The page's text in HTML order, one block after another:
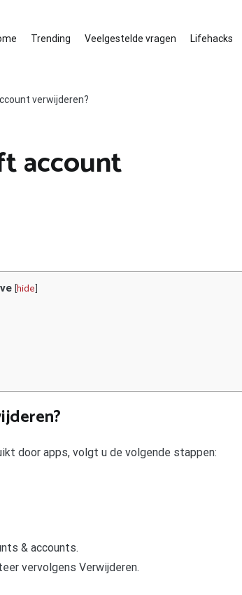
Trending Veelgestelde vragen Lifehacks
verwijderen?
account
[hide]
door apps, volgt u de volgende stappen:
& accounts.
vervolgens Verwijderen.